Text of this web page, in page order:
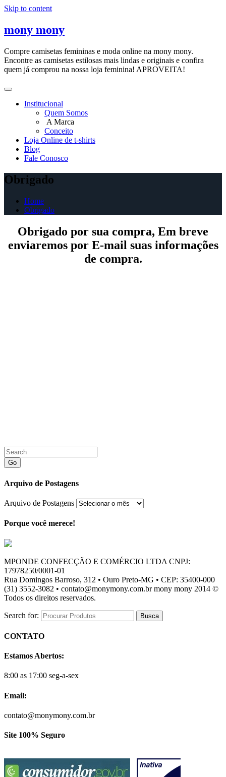
Skip to content
mony mony
Compre camisetas femininas e moda online na mony mony.
Encontre as camisetas estilosas mais lindas e originais e confira
quem já comprou na nossa loja feminina! APROVEITA!
Institucional
Quem Somos
A Marca
Conceito
Loja Online de t-shirts
Blog
Fale Conosco
Obrigado
Home
Obrigado
Obrigado por sua compra, Em breve
enviaremos por E-mail suas informações
de compra.
Go
Arquivo de Postagens
Arquivo de Postagens
Porque você merece!
MPONDE CONFECÇÃO E COMÉRCIO LTDA CNPJ:
17978250/0001-01
Rua Domingos Barroso, 312 • Ouro Preto-MG • CEP: 35400-000
(31) 3552-3082 • contato@monymony.com.br mony mony 2014 ©
Todos os direitos reservados.
Search for:
CONTATO
Estamos Abertos:
8:00 as 17:00 seg-a-sex
Email:
contato@monymony.com.br
Site 100% Seguro